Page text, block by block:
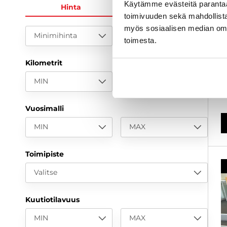
Käytämme evästeitä
toimivuuden sekä
myös sosiaalisen median
toimesta.
Hinta KK-erä
Minimihinta Maksimihinta
Kilometrit
MIN
Vuosimalli
MIN MAX
Toimipiste
Valitse
Kuutiotilavuus
MIN MAX